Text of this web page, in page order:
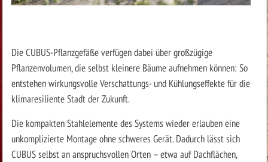
Die CUBUS-Pflanzgefäße verfügen dabei über großzügige
Pflanzenvolumen, die selbst kleinere Bäume aufnehmen können: So
entstehen wirkungsvolle Verschattungs- und Kühlungseffekte für die
klimaresiliente Stadt der Zukunft.
Die kompakten Stahlelemente des Systems wieder erlauben eine
unkomplizierte Montage ohne schweres Gerät. Dadurch lässt sich
CUBUS selbst an anspruchsvollen Orten – etwa auf Dachflächen,